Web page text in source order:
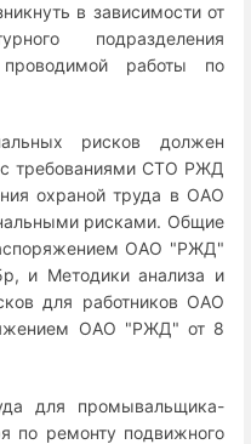
в зависимости от
подразделения
проводимой работы по
рисков должен
с требованиями СТО РЖД
охраной труда в ОАО
рисками. Общие
ОАО "РЖД"
и Методики анализа и
для работников ОАО
ОАО "РЖД" от 8
для промывальщика-
по ремонту подвижного